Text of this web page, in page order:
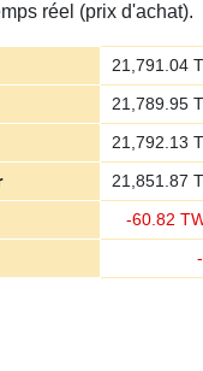
réel (prix d'achat).
21,791.04
21,789.95
21,792.13
21,851.87
-60.82
-